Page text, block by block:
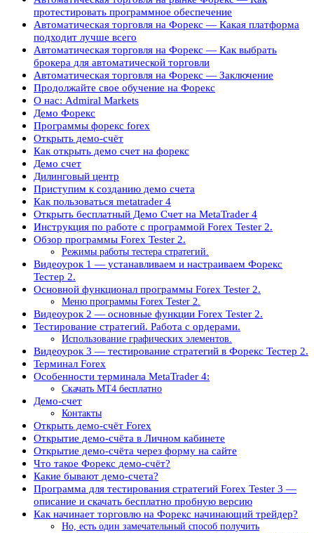
протестировать программное обеспечение
Автоматическая торговля на Форекс — Какая платформа
подходит лучше всего
Автоматическая торговля на Форекс — Как выбрать
брокера для автоматической торговли
Автоматическая торговля на Форекс — Заключение
Продолжайте свое обучение на Форекс
О нас: Admiral Markets
Демо Форекс
Программы форекс forex
Открыть демо-счёт
Как открыть демо счет на форекс
Демо счет
Дилинговый центр
Приступим к созданию демо счета
Как пользоваться metatrader 4
Открыть бесплатный Демо Счет на MetaTrader 4
Инструкция по работе с программой Forex Tester 2.
Обзор программы Forex Tester 2.
Режимы работы тестера стратегий.
Видеоурок 1 — устанавливаем и настраиваем Форекс
Тестер 2.
Основной функционал программы Forex Tester 2.
Меню программы Forex Tester 2.
Видеоурок 2 — основные функции Forex Tester 2.
Тестирование стратегий. Работа с ордерами.
Использование графических элементов.
Видеоурок 3 — тестирование стратегий в Форекс Тестер 2.
Терминал Forex
Особенности терминала MetaTrader 4:
Скачать МТ4 бесплатно
Демо-счет
Контакты
Открыть демо-счёт Forex
Открытие демо-счёта в Личном кабинете
Открытие демо-счёта через форму на сайте
Что такое Форекс демо-счёт?
Какие бывают демо-счета?
Программа для тестирования стратегий Forex Tester 3 —
описание и скачать бесплатно пробную версию
Как начинает торговлю на Форекс начинающий трейдер?
Но, есть один замечательный способ получить